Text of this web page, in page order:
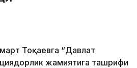
Тоқаевга “Давлат
жамиятига ташрифи